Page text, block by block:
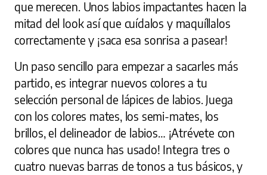
que merecen. Unos labios impactantes hacen la
mitad del look así que cuídalos y maquíllalos
correctamente y ¡saca esa sonrisa a pasear!
Un paso sencillo para empezar a sacarles más
partido, es integrar nuevos colores a tu
selección personal de lápices de labios. Juega
con los colores mates, los semi-mates, los
brillos, el delineador de labios… ¡Atrévete con
colores que nunca has usado! Integra tres o
cuatro nuevas barras de tonos a tus básicos, y